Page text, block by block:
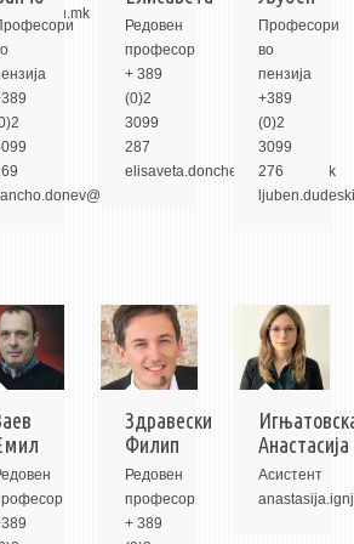
КАРАКТЕР
Редовeн
професор
+ 389
(0)2
3099
287
elisaveta.doncheva@mf.edu.mk
Професори
во
пензија
+389
(0)2
3099
276
Здравески
Филип
Редовeн
професор
+ 389
Анастасија
Асистент